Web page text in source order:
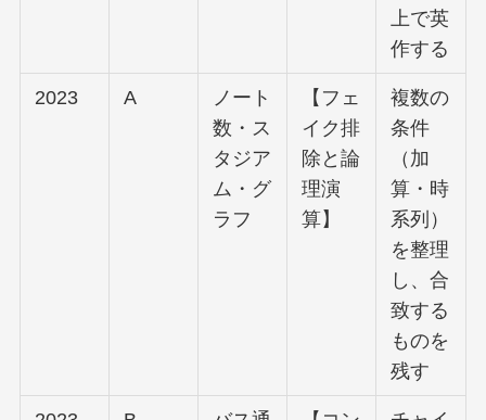
上で英
作する
2023 A
ノート
数・ス
タジア
ム・グ
ラフ
【フェ
イク排
除と論
理演
算】
複数の
条件
（加
算・時
系列）
を整理
し、合
致する
ものを
残す